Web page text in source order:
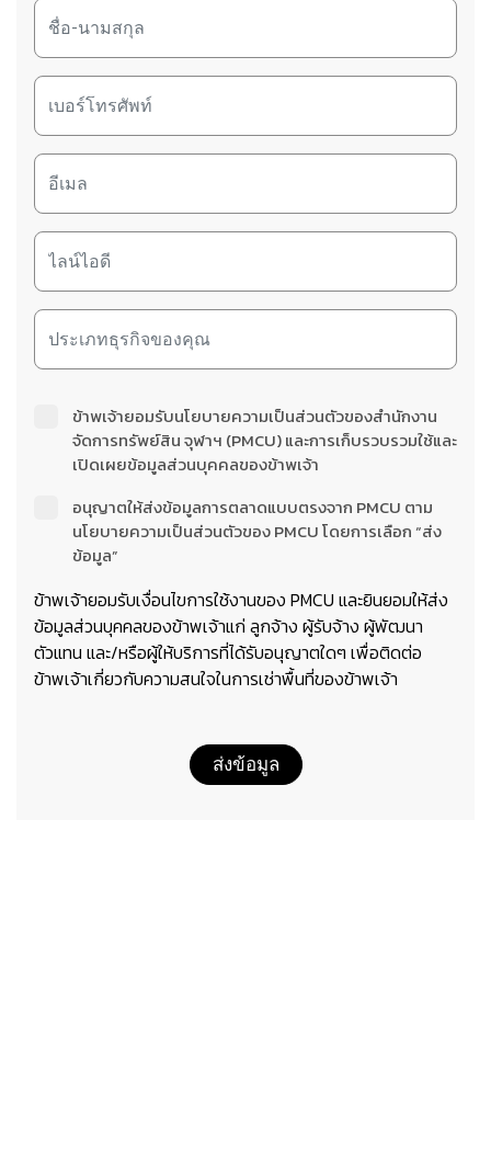
ข้าพเจ้ายอมรับนโยบายความเป็นส่วนตัวของสำนักงาน
จัดการทรัพย์สิน จุฬาฯ (PMCU) และการเก็บรวบรวมใช้และ
เปิดเผยข้อมูลส่วนบุคคลของข้าพเจ้า
อนุญาตให้ส่งข้อมูลการตลาดแบบตรงจาก PMCU ตาม
นโยบายความเป็นส่วนตัวของ PMCU โดยการเลือก “ส่ง
ข้อมูล”
ข้าพเจ้ายอมรับเงื่อนไขการใช้งานของ PMCU และยินยอมให้ส่ง
ข้อมูลส่วนบุคคลของข้าพเจ้าแก่ ลูกจ้าง ผู้รับจ้าง ผู้พัฒนา
ตัวแทน และ/หรือผู้ให้บริการที่ได้รับอนุญาตใดๆ เพื่อติดต่อ
ข้าพเจ้าเกี่ยวกับความสนใจในการเช่าพื้นที่ของข้าพเจ้า
ส่งข้อมูล